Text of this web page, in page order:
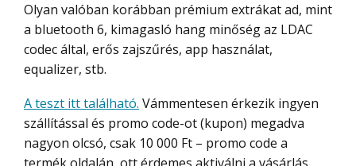
Olyan valóban korábban prémium extrákat ad, mint
a bluetooth 6, kimagasló hang minőség az LDAC
codec által, erős zajszűrés, app használat,
equalizer, stb.
A teszt itt található. Vámmentesen érkezik ingyen
szállítással és promo code-ot (kupon) megadva
nagyon olcsó, csak 10 000 Ft – promo code a